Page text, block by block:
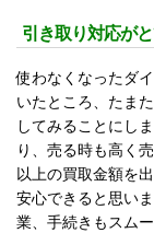
引き取り対応が
使わなくなったダ
いたところ、たま
してみることにし
り、売る時も高く
以上の買取金額を
安心できると思い
業、手続きもスム